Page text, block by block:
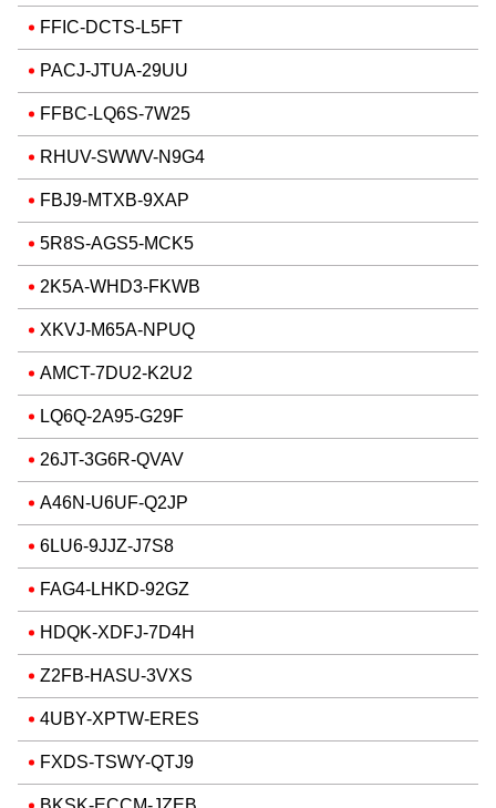
FFIC-DCTS-L5FT
PACJ-JTUA-29UU
FFBC-LQ6S-7W25
RHUV-SWWV-N9G4
FBJ9-MTXB-9XAP
5R8S-AGS5-MCK5
2K5A-WHD3-FKWB
XKVJ-M65A-NPUQ
AMCT-7DU2-K2U2
LQ6Q-2A95-G29F
26JT-3G6R-QVAV
A46N-U6UF-Q2JP
6LU6-9JJZ-J7S8
FAG4-LHKD-92GZ
HDQK-XDFJ-7D4H
Z2FB-HASU-3VXS
4UBY-XPTW-ERES
FXDS-TSWY-QTJ9